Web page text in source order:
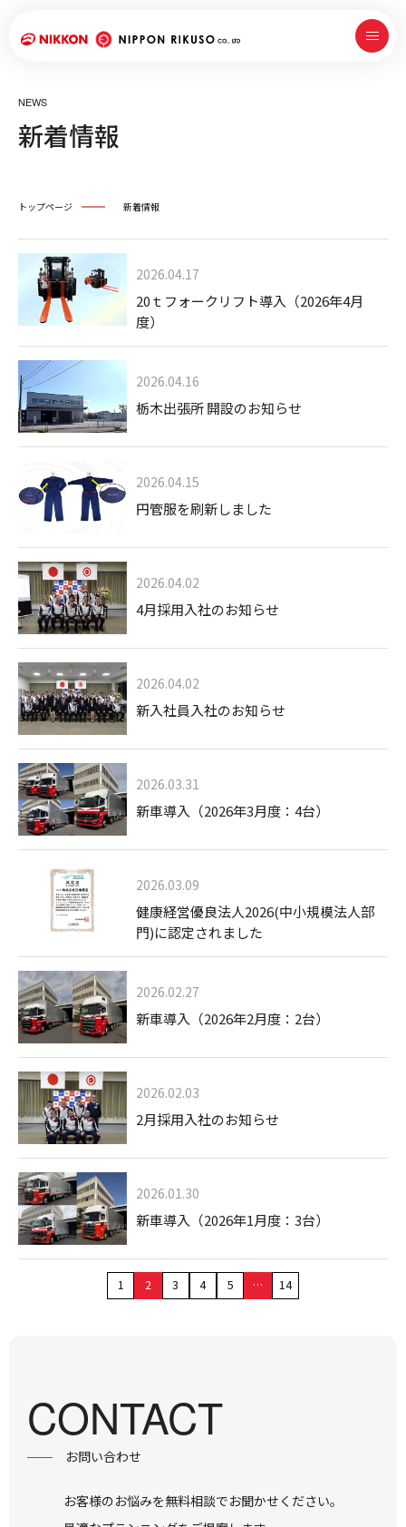
NEWS
新着情報
トップページ 新着情報
2026.04.17
20ｔフォークリフト導入（2026年4月
度）
2026.04.16
栃木出張所 開設のお知らせ
2026.04.15
円管服を刷新しました
2026.04.02
4月採用入社のお知らせ
2026.04.02
新入社員入社のお知らせ
2026.03.31
新車導入（2026年3月度：4台）
2026.03.09
健康経営優良法人2026(中小規模法人部
門)に認定されました
2026.02.27
新車導入（2026年2月度：2台）
2026.02.03
2月採用入社のお知らせ
2026.01.30
新車導入（2026年1月度：3台）
1 2 3 4 5 … 14
CONTACT
お問い合わせ
お客様のお悩みを無料相談でお聞かせください。